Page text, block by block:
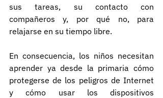
sus tareas, su contacto con
compañeros y, por qué no, para
relajarse en su tiempo libre.
En consecuencia, los niños necesitan
aprender ya desde la primaria cómo
protegerse de los peligros de Internet
y cómo usar los dispositivos